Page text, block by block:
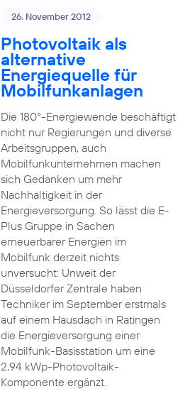
26. November 2012
Photovoltaik als
alternative
Energiequelle für
Mobilfunkanlagen
Die 180°-Energiewende beschäftigt
nicht nur Regierungen und diverse
Arbeitsgruppen, auch
Mobilfunkunternehmen machen
sich Gedanken um mehr
Nachhaltigkeit in der
Energieversorgung. So lässt die E-
Plus Gruppe in Sachen
erneuerbarer Energien im
Mobilfunk derzeit nichts
unversucht: Unweit der
Düsseldorfer Zentrale haben
Techniker im September erstmals
auf einem Hausdach in Ratingen
die Energieversorgung einer
Mobilfunk-Basisstation um eine
2,94 kWp-Photovoltaik-
Komponente ergänzt.